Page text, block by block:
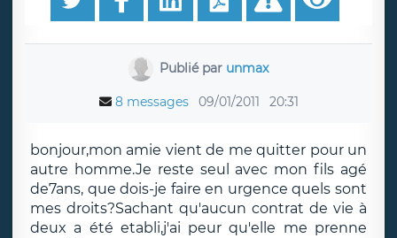
Publié par unmax
8 messages 09/01/2011 20:31
bonjour,mon amie vient de me quitter pour un
autre homme.Je reste seul avec mon fils agé
de7ans, que dois-je faire en urgence quels sont
mes droits?Sachant qu'aucun contrat de vie à
deux a été etabli,j'ai peur qu'elle me prenne